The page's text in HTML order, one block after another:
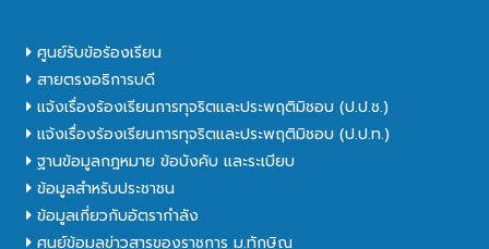
ศูนย์รับข้อร้องเรียน
สายตรงอธิการบดี
แจ้งเรื่องร้องเรียนการทุจริตและประพฤติมิชอบ (ป.ป.ช.)
แจ้งเรื่องร้องเรียนการทุจริตและประพฤติมิชอบ (ป.ป.ท.)
ฐานข้อมูลกฎหมาย ข้อบังคับ และระเบียบ
ข้อมูลสำหรับประชาชน
ข้อมูลเกี่ยวกับอัตรากำลัง
ศูนย์ข้อมูลข่าวสารของราชการ ม.ทักษิณ